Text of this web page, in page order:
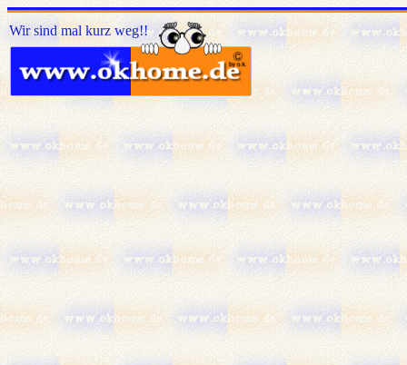
Wir sind mal kurz weg!!